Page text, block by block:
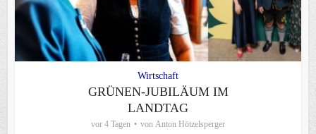
Wirtschaft
GRÜNEN-JUBILÄUM IM
LANDTAG
vor 4 Tagen von Anton Hötzelsperger